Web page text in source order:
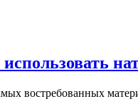
востребованных